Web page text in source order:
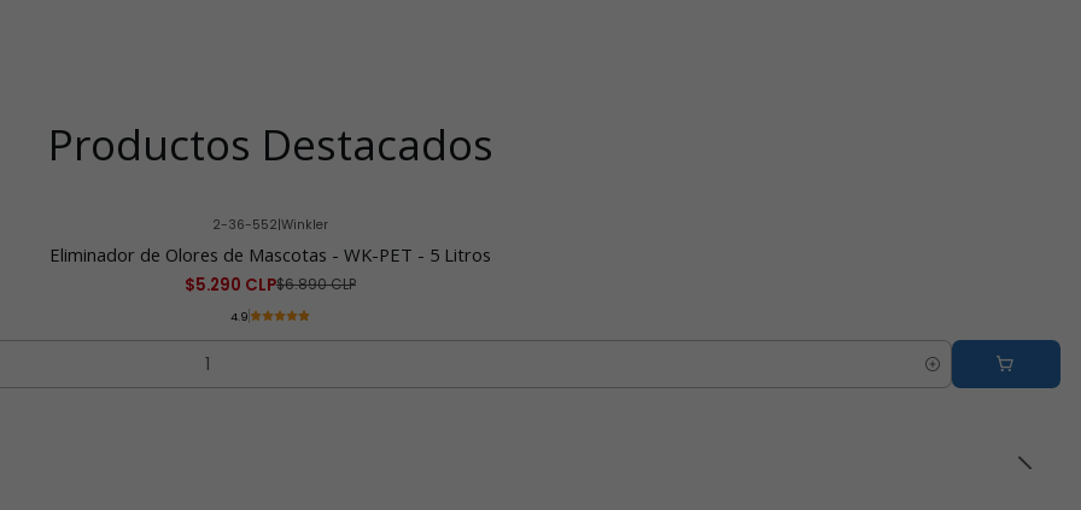
Productos Destacados
2-36-552|Winkler
Eliminador de Olores de Mascotas - WK-PET - 5 Litros
$5.290 CLP$6.890 CLP
4.9